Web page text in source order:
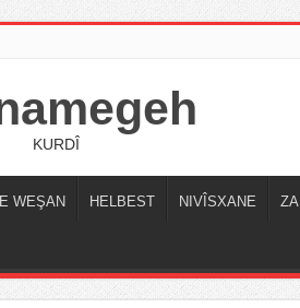
KURDÎ
E WEŞAN HELBEST NIVÎSXANE